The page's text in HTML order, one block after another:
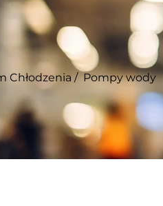
Chłodzenia/Pompy wody